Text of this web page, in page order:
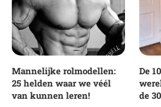
Mannelijke rolmodellen:
25 helden waar we véél
van kunnen leren!
De
de